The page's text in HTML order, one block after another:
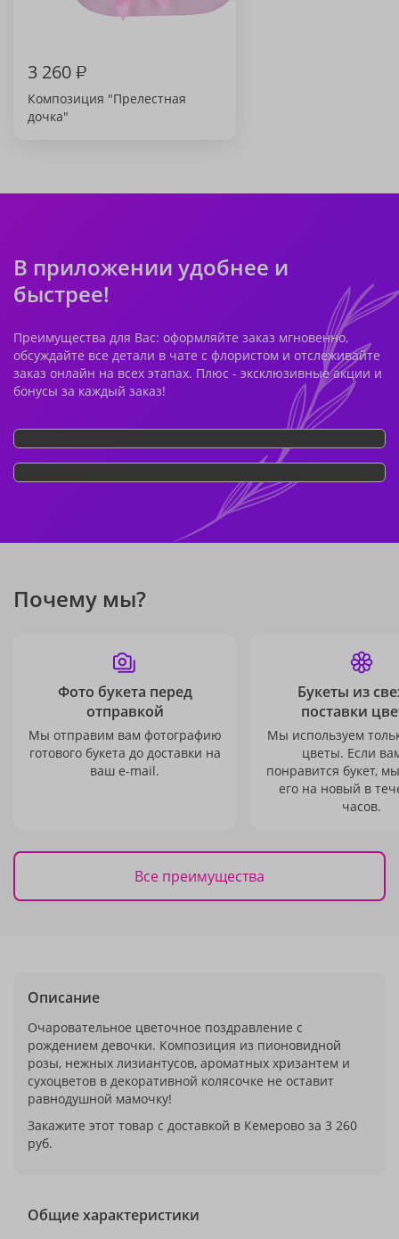
3 260₽
Композиция "Прелестная
дочка"
В приложении удобнее и
быстрее!
Преимущества для Вас: оформляйте заказ мгновенно,
обсуждайте все детали в чате с флористом и отслеживайте
заказ онлайн на всех этапах. Плюс - эксклюзивные акции и
бонусы за каждый заказ!
Почему мы?
Фото букета перед
отправкой
Мы отправим вам фотографию
готового букета до доставки на
ваш e-mail.
Букеты из
поставки
Мы используем
цветы. Если
понравится букет,
его на новый в
часов.
Все преимущества
Описание
Очаровательное цветочное поздравление с
рождением девочки. Композиция из пионовидной
розы, нежных лизиантусов, ароматных хризантем и
сухоцветов в декоративной колясочке не оставит
равнодушной мамочку!
Закажите этот товар с доставкой в Кемерово за 3 260
руб.
Общие характеристики